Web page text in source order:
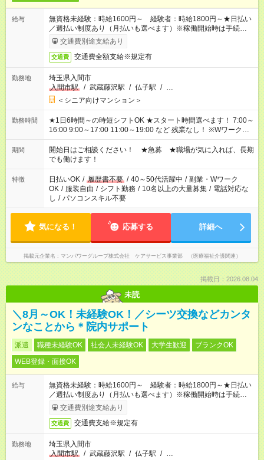
給与
無資格未経験：時給1600円～ 経験者：時給1800円～★日払い
／週払い制度あり（月払いも選べます）※稼働開始時は手続き完
了次第のお支払いとなります。
交通費別途支給あり
交通費 交通費全額支給※規定有
勤務地
埼玉県入間市
入間市駅
/ 武蔵藤沢駅 / 仏子駅 / …
＜シニア向けマンション＞
勤務時間
★1日6時間～の時短シフトOK ★スタート時間選べます！ 7:00～
16:00 9:00～17:00 11:00～19:00 など 残業なし！ ※Wワークの
場合、他のお仕事と合わせ週40時間超の就業はご案内できませ
ん ※法令に基づき、週20時間以上勤務は社会保険への加入対象
となります ※労働者派遣法（日雇い派遣の原則禁止）により、
短時間・短期間の就業はご案内が難しい場合があります
期間
開始日はご相談ください！ ★急募 ★職場が気に入れば、長期
でも働けます！
特徴 日払いOK / 履歴書不要 / 40～50代活躍中 / 副業・Wワーク
OK / 服装自由 / シフト勤務 / 10名以上の大量募集 / 電話対応な
し / パソコンスキル不要
気になる！ 応募する 詳細へ
掲載元企業名 マンパワーグループ株式会社 ケアサービス事業部 （医療福祉介護関連）
掲載日：2026.08.04
未読
＼8月～OK！未経験OK！／シーツ交換などカンタ
ンなことから＊院内サポート
派遣 職種未経験OK 社会人未経験OK 大学生歓迎
ブランクOK
WEB登録・面接OK
給与
無資格未経験：時給1600円～ 経験者：時給1800円～★日払い
／週払い制度あり（月払いも選べます）※稼働開始時は手続き完
了次第のお支払いとなります。
交通費別途支給あり
交通費 交通費支給※規定有
勤務地
埼玉県入間市
入間市駅
/ 武蔵藤沢駅 / 仏子駅 / …